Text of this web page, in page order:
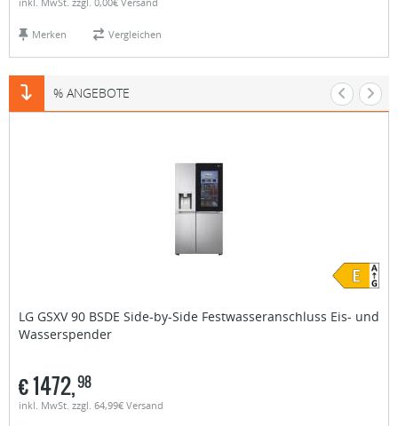
Merken Vergleichen
% ANGEBOTE
LG GSXV 90 BSDE Side-by-Side Festwasseranschluss Eis- und
Wasserspender
€1472,98
inkl. MwSt. zzgl. 64,99€ Versand